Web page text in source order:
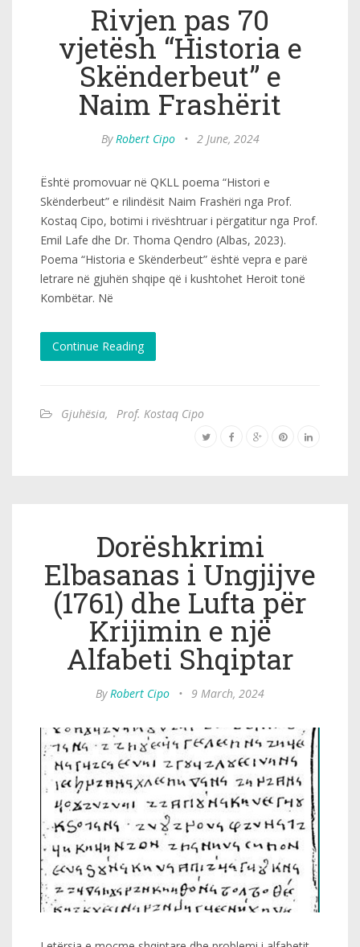
Rivjen pas 70
vjetësh “Historia e
Skënderbeut” e
Naim Frashërit
ByRobert Cipo • 2 June, 2024
Është promovuar në QKLL poema “Histori e
Skënderbeut” e rilindësit Naim Frashëri nga Prof.
Kostaq Cipo, botimi i rivështruar i përgatitur nga Prof.
Emil Lafe dhe Dr. Thoma Qendro (Albas, 2023).
Poema “Historia e Skënderbeut” është vepra e parë
letrare në gjuhën shqipe që i kushtohet Heroit tonë
Kombëtar. Në
Continue Reading
Gjuhësia, Prof. Kostaq Cipo
Dorëshkrimi
Elbasanas i Ungjijve
(1761) dhe Lufta për
Krijimin e një
Alfabeti Shqiptar
ByRobert Cipo • 9 March, 2024